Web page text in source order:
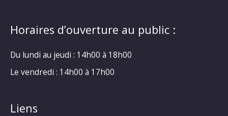
Horaires d’ouverture au public :
Du lundi au jeudi : 14h00 à 18h00
Le vendredi : 14h00 à 17h00
Liens